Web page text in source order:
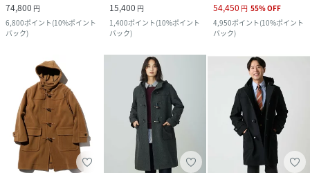
74,800 円
6,800ポイント(10%ポイント
バック)
15,400 円
1,400ポイント(10%ポイント
バック)
54,450 円 55%OFF
4,950ポイント(10%ポイント
バック)